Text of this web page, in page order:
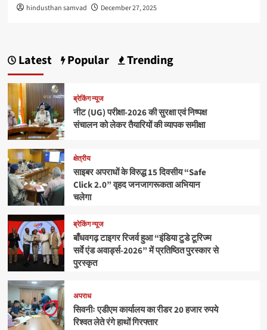
hindusthan samvad December 27, 2025
Latest Popular Trending
ब्रेकिंग न्यूज
नीट (UG) परीक्षा-2026 की सुरक्षा एवं निष्पक्ष
संचालन को लेकर तैयारियों की व्यापक समीक्षा
क्षेत्रीय
साइबर अपराधों के विरुद्ध 15 दिवसीय “Safe
Click 2.0” वृहद जनजागरूकता अभियान
चलेगा
ब्रेकिंग न्यूज
बाँधवगढ़ टाइगर रिजर्व हुआ “इंडिया टुडे टूरिज्म
सर्वे एंड अवार्ड्स-2026” में प्रतिष्ठित पुरस्कार से
पुरस्कृत
अपराध
सिवनीः एडीएम कार्यालय का रीडर 20 हजार रुपये
रिश्वत लेते रंगे हाथों गिरफ्तार